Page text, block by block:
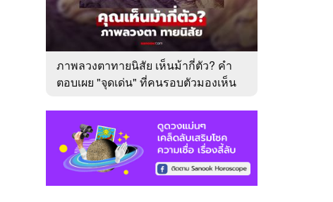
ภาพลวงตาทายนิสัย เห็นม้ากี่ตัว? คำ
ตอบเผย "จุดเด่น" ที่คนรอบตัวมองเห็น